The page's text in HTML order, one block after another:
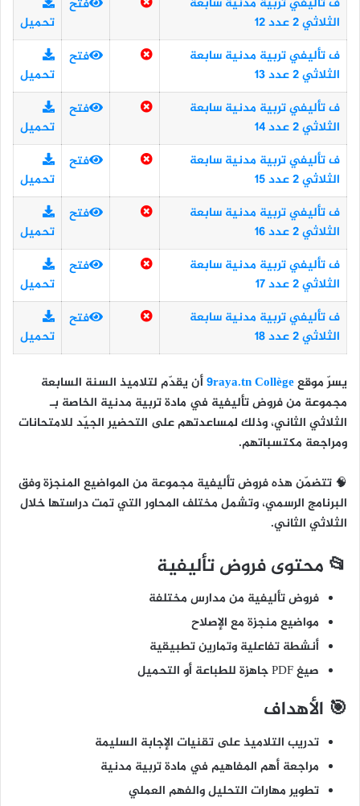
الثلاثي 2 عدد 12
فتح
تحميل
ف تأليفي تربية مدنية سابعة
الثلاثي 2 عدد 13
فتح
تحميل
ف تأليفي تربية مدنية سابعة
الثلاثي 2 عدد 14
فتح
تحميل
ف تأليفي تربية مدنية سابعة
الثلاثي 2 عدد 15
فتح
تحميل
ف تأليفي تربية مدنية سابعة
الثلاثي 2 عدد 16
فتح
تحميل
ف تأليفي تربية مدنية سابعة
الثلاثي 2 عدد 17
فتح
تحميل
ف تأليفي تربية مدنية سابعة
الثلاثي 2 عدد 18
فتح
تحميل
يسرّ موقع9raya.tn Collègeأن يقدّم لتلاميذ السنة السابعة
مجموعة منفروض تأليفية في مادة تربية مدنية الخاصة بـ
الثلاثي الثاني، وذلك لمساعدتهم على التحضير الجيّد للامتحانات
ومراجعة مكتسباتهم.
🧠 تتضمّن هذه فروض تأليفية مجموعة من المواضيع المنجزة وفق
البرنامج الرسمي، وتشمل مختلف المحاور التي تمت دراستها خلال
الثلاثي الثاني.
📂 محتوى فروض تأليفية
فروض تأليفية من مدارس مختلفة
مواضيع منجزة مع الإصلاح
أنشطة تفاعلية وتمارين تطبيقية
صيغ PDF جاهزة للطباعة أو التحميل
🎯 الأهداف
تدريب التلاميذ على تقنيات الإجابة السليمة
مراجعة أهم المفاهيم في مادة تربية مدنية
تطوير مهارات التحليل والفهم العملي